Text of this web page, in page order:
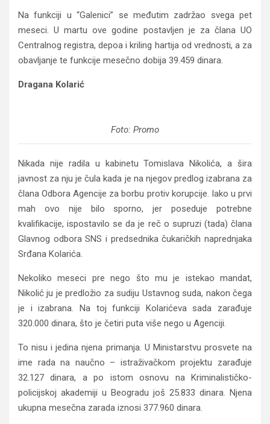
Na funkciji u “Galenici” se međutim zadržao svega pet
meseci. U martu ove godine postavljen je za člana UO
Centralnog registra, depoa i kriling hartija od vrednosti, a za
obavljanje te funkcije mesečno dobija 39.459 dinara.
Dragana Kolarić
Foto: Promo
Nikada nije radila u kabinetu Tomislava Nikolića, a šira
javnost za nju je čula kada je na njegov predlog izabrana za
člana Odbora Agencije za borbu protiv korupcije. Iako u prvi
mah ovo nije bilo sporno, jer poseduje potrebne
kvalifikacije, ispostavilo se da je reč o supruzi (tada) člana
Glavnog odbora SNS i predsednika čukaričkih naprednjaka
Srđana Kolarića.
Nekoliko meseci pre nego što mu je istekao mandat,
Nikolić ju je predložio za sudiju Ustavnog suda, nakon čega
je i izabrana. Na toj funkciji Kolarićeva sada zarađuje
320.000 dinara, što je četiri puta više nego u Agenciji.
To nisu i jedina njena primanja. U Ministarstvu prosvete na
ime rada na naučno – istraživačkom projektu zarađuje
32.127 dinara, a po istom osnovu na Kriminalističko-
policijskoj akademiji u Beogradu još 25.833 dinara. Njena
ukupna mesečna zarada iznosi 377.960 dinara.